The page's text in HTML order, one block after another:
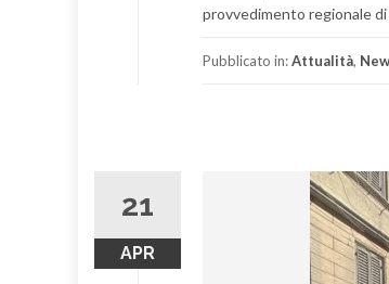
provvedimento regionale
Pubblicato in:Attualità,
21
APR